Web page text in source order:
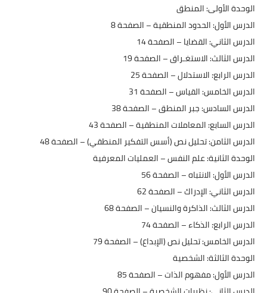
الوحدة الأولى: المنطق
الدرس الأول: الحدود المنطقية – الصفحة 8
الدرس الثاني: القضايا – الصفحة 14
الدرس الثالث: الاستغـراق – الصفحة 19
الدرس الرابع: الاستدلال – الصفحة 25
الدرس الخامس: القياس – الصفحة 31
الدرس السادس: جبر المنطق – الصفحة 38
الدرس السابع: المعاملات المنطقية – الصفحة 43
الدرس الثامن: تحليل نص (أسس التفكير المنطقي) – الصفحة 48
الوحدة الثانية: علم النفس – العمليات المعرفية
الدرس الأول: الانتباه – الصفحة 56
الدرس الثاني: الإدراك – الصفحة 62
الدرس الثالث: الذاكرة والنسيان – الصفحة 68
الدرس الرابع: الذكاء – الصفحة 74
الدرس الخامس: تحليل نص (الإبداع) – الصفحة 79
الوحدة الثالثة: الشخصية
الدرس الأول: مفهوم الذات – الصفحة 85